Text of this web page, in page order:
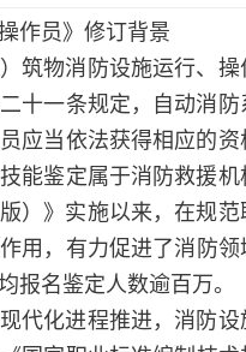
作员》修订背景
物消防设施运行、操
十一条规定，自动消
应当依法获得相应的
能鉴定属于消防救援
）》实施以来，在规
用，有力促进了消防
报名鉴定人数逾百万。
化进程推进，消防设